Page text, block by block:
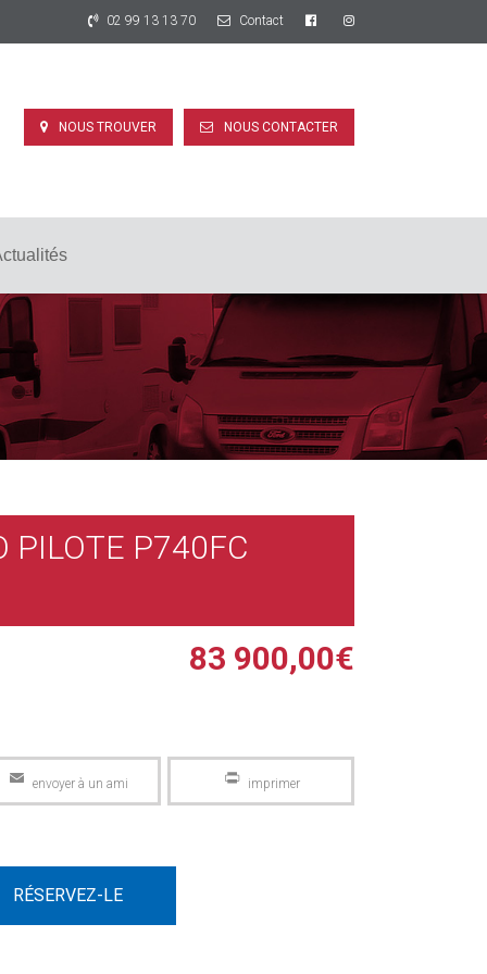
02 99 13 13 70 Contact
NOUS TROUVER NOUS CONTACTER
PILOTE P740FC
83 900,00€
Email PrintFriendly
RÉSERVEZ-LE